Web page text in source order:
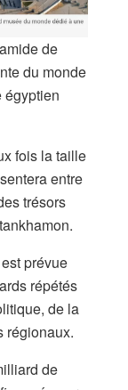
de
du monde
égyptien
fois la taille
entre
trésors
prévue
répétés
de la
régionaux.
de